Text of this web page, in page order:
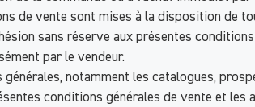
de vente sont mises à la disposition de
sans réserve aux présentes
par le vendeur.
notamment les catalogues,
conditions générales de vente et